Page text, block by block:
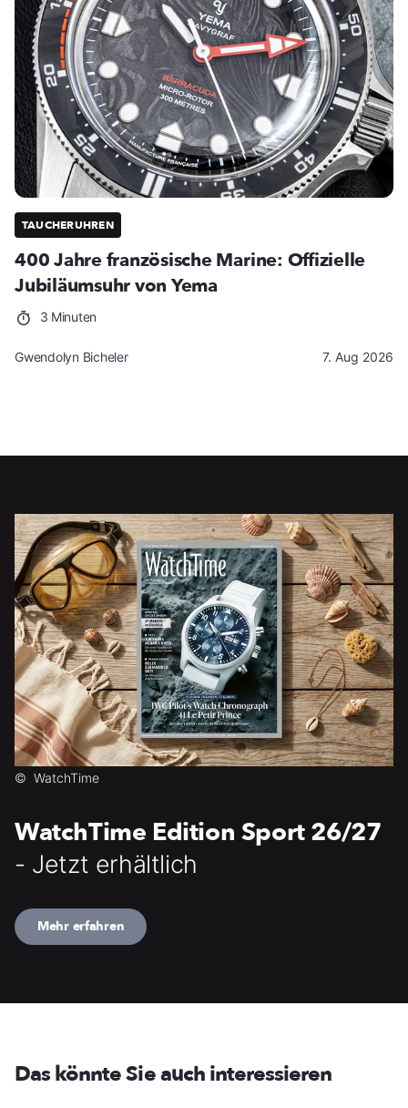
TAUCHERUHREN
400 Jahre französische Marine: Offizielle
Jubiläumsuhr von Yema
3 Minuten
Gwendolyn Bicheler 7. Aug 2026
© WatchTime
WatchTime Edition Sport 26/27
- Jetzt erhältlich
Mehr erfahren
Das könnte Sie auch interessieren